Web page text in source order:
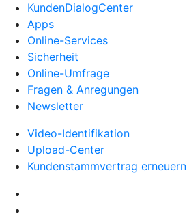
KundenDialogCenter
Apps
Online-Services
Sicherheit
Online-Umfrage
Fragen & Anregungen
Newsletter
Video-Identifikation
Upload-Center
Kundenstammvertrag erneuern